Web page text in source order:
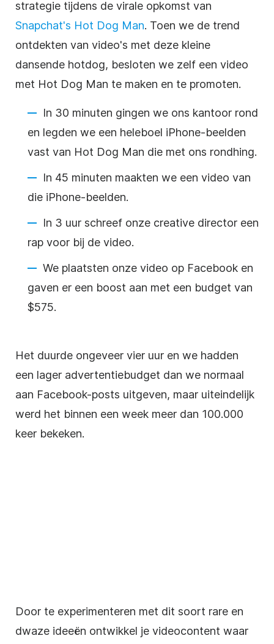
strategie tijdens de virale opkomst van
Snapchat's Hot Dog Man. Toen we de trend
ontdekten van video's met deze kleine
dansende hotdog, besloten we zelf een video
met Hot Dog Man te maken en te promoten.
In 30 minuten gingen we ons kantoor rond
en legden we een heleboel iPhone-beelden
vast van Hot Dog Man die met ons rondhing.
In 45 minuten maakten we een video van
die iPhone-beelden.
In 3 uur schreef onze creative director een
rap voor bij de video.
We plaatsten onze video op Facebook en
gaven er een boost aan met een budget van
$575.
Het duurde ongeveer vier uur en we hadden
een lager advertentiebudget dan we normaal
aan Facebook-posts uitgeven, maar uiteindelijk
werd het binnen een week meer dan 100.000
keer bekeken.
Door te experimenteren met dit soort rare en
dwaze ideeën ontwikkel je videocontent waar